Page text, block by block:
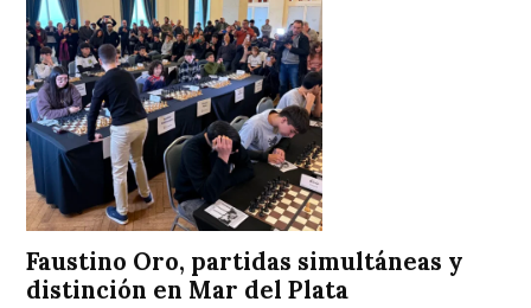
Faustino Oro, partidas simultáneas y
distinción en Mar del Plata